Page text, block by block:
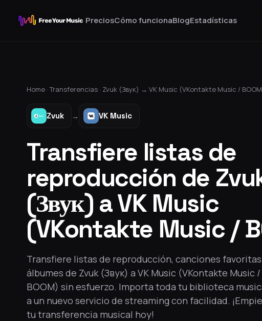
PreciosCómo funcionaBlogEstadísticas
Home ·Transferencias · Zvuk (Звук) → VK Music (VKontakte Music /
Zvuk → VK Music
Transfiere listas de
reproducción de
(Звук) a VK Music
(VKontakte Music /
Transfiere listas de reproducción, canciones
álbumes de Zvuk (Звук) a VK Music (VKontakte Music /
BOOM) sin esfuerzo. Importa toda tu biblioteca
a un nuevo servicio de streaming con facilidad.
tu transferencia musical hoy!